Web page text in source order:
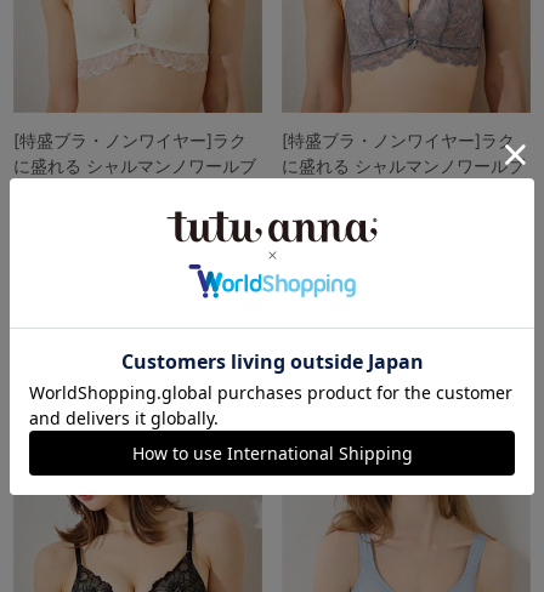
[特盛ブラ・ノンワイヤー]ラク
に盛れる シャルマンノワールブ
（314件）
[特盛ブラ・ノンワイヤー]ラク
に盛れる シャルマンノワールブ